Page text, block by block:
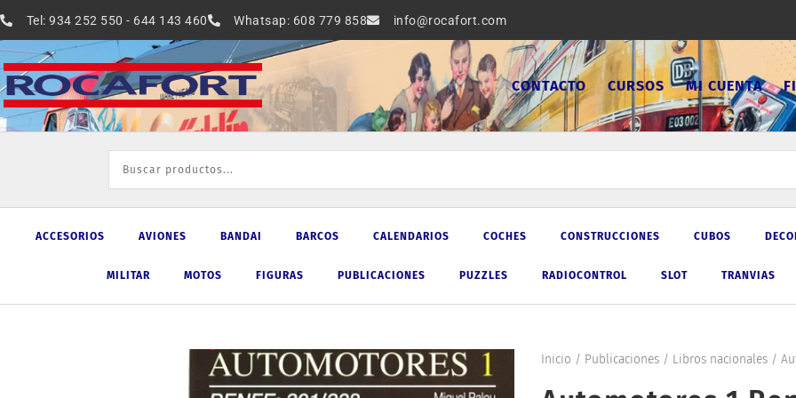
al
contenido
Tel: 934 252 550 - 644 143 460 Whatsap: 608 779 858 info@rocafort.com
CONTACTO CURSOS MI CUENTA
ACCESORIOS AVIONES BANDAI BARCOS CALENDARIOS COCHES CONSTRUCCIONES CUBOS
MILITAR MOTOS FIGURAS PUBLICACIONES PUZZLES RADIOCONTROL SLOT TRANVIAS
Inicio / Publicaciones/ Libros nacionales/